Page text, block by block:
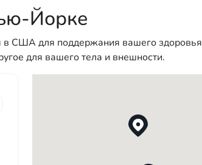
помощи — у нас есть всё
Йорке
США для поддержания вашего
для вашего тела и внешности.